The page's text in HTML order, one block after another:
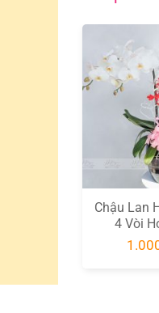
Chậu Lan
4 Vòi